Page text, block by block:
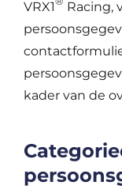
VRX1
Racing,
kader van de